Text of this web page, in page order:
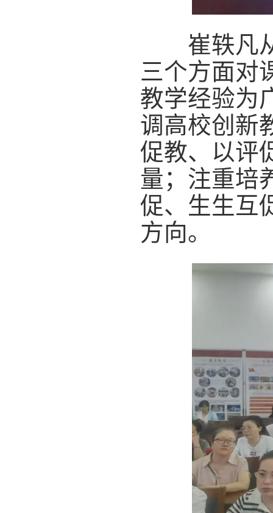
崔轶凡从
三个方面对
教学经验为
调高校创新
促教、以评
量；注重培
促、生生互
方向。